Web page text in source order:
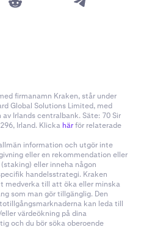
firmanamn Kraken, står under
Global Solutions Limited, med
Irlands centralbank. Säte: 70 Sir
Irland. Klicka härför relaterade
information och utgör inte
eller en rekommendation eller
eller inneha någon
handelsstrategi. Kraken
medverka till att öka eller minska
som man gör tillgänglig. Den
kan leda till
värdeökning på dina
och du bör söka oberoende